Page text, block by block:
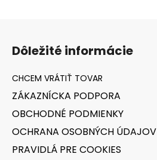
Dôležité informácie
ZÁKAZNÍCKA PODPORA
OBCHODNÉ PODMIENKY
OCHRANA OSOBNÝCH ÚDAJOV
PRAVIDLÁ PRE COOKIES